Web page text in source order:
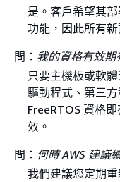
是。客戶希望其
功能，因此所有
問： 我的資格有效期
只要主機板或軟
驅動程式、第三
FreeRTOS 資格
效。
問： 何時 AWS 建議
我們建議您定期